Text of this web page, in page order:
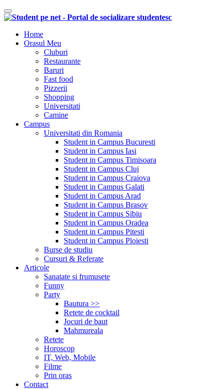
Comutare navigare
Home
Orasul Meu
Cluburi
Restaurante
Baruri
Fast food
Pizzerii
Shopping
Universitati
Camine
Campus
Universitati din Romania
Student in Campus Bucuresti
Student in Campus Iasi
Student in Campus Timisoara
Student in Campus Cluj
Student in Campus Craiova
Student in Campus Galati
Student in Campus Arad
Student in Campus Brasov
Student in Campus Sibiu
Student in Campus Oradea
Student in Campus Pitesti
Student in Campus Ploiesti
Burse de studiu
Cursuri & Referate
Articole
Sanatate si frumusete
Funny
Party
Bautura >>
Retete de cocktail
Jocuri de baut
Mahmureala
Retete
Horoscop
IT, Web, Mobile
Filme
Prin oras
Contact